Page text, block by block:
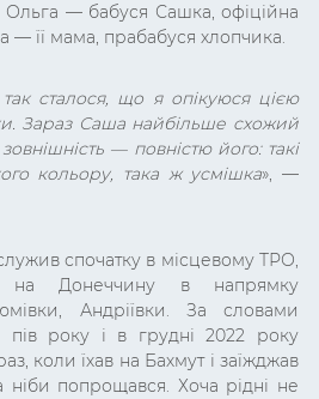
Ольга — бабуся Сашка, офіційна
— її мама, прабабуся хлопчика.
сталося, що я опікуюся цією
Зараз Саша найбільше схожий
— повністю його: такі
кольору, така ж усмішка», —
спочатку в місцевому ТРО,
Донеччину в напрямку
Андріївки. За словами
року і в грудні 2022 року
коли їхав на Бахмут і заїжджав
ніби попрощався. Хоча рідні не